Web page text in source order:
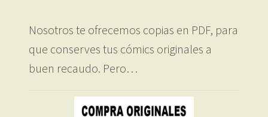
Nosotros te ofrecemos copias en PDF, para
que conserves tus cómics originales a
buen recaudo. Pero…